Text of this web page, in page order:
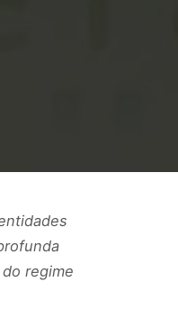
regime